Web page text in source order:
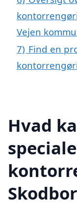
Vejen
7) Find en
Hvad